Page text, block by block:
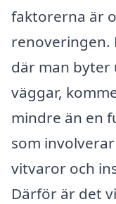
faktorerna är
renoveringen.
där man byter
väggar,
mindre än en
som
vitvaror och
Därför är det